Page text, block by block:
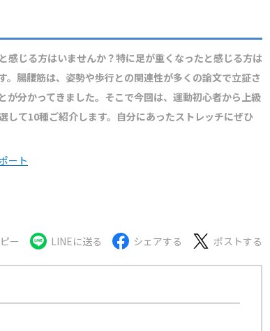
感じる方はいませんか？特に足が重くなったと感じる方は
腸腰筋は、姿勢や歩行との関連性が多くの論文で立証さ
分かってきました。そこで今回は、運動初心者から上級
して10種ご紹介します。自分にあったストレッチにぜひ
ート
ー LINEに送る シェアする ポストする